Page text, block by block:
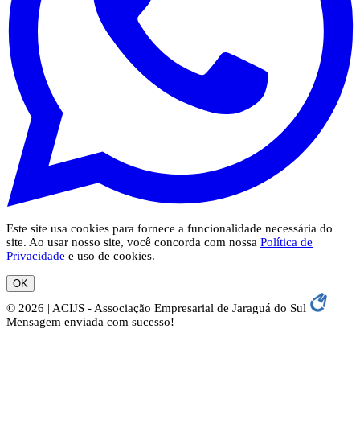
Este site usa cookies para fornece a funcionalidade necessária do
site. Ao usar nosso site, você concorda com nossa Política de
Privacidade e uso de cookies.
OK
© 2026 | ACIJS - Associação Empresarial de Jaraguá do Sul
Mensagem enviada com sucesso!